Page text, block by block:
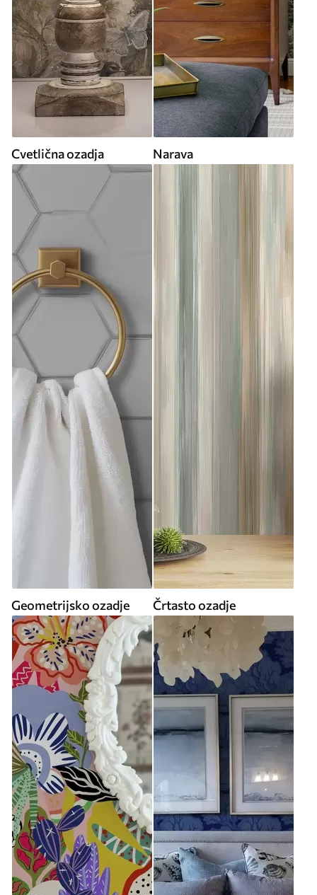
Cvetlična ozadja Narava
Geometrijsko ozadje Črtasto ozadje